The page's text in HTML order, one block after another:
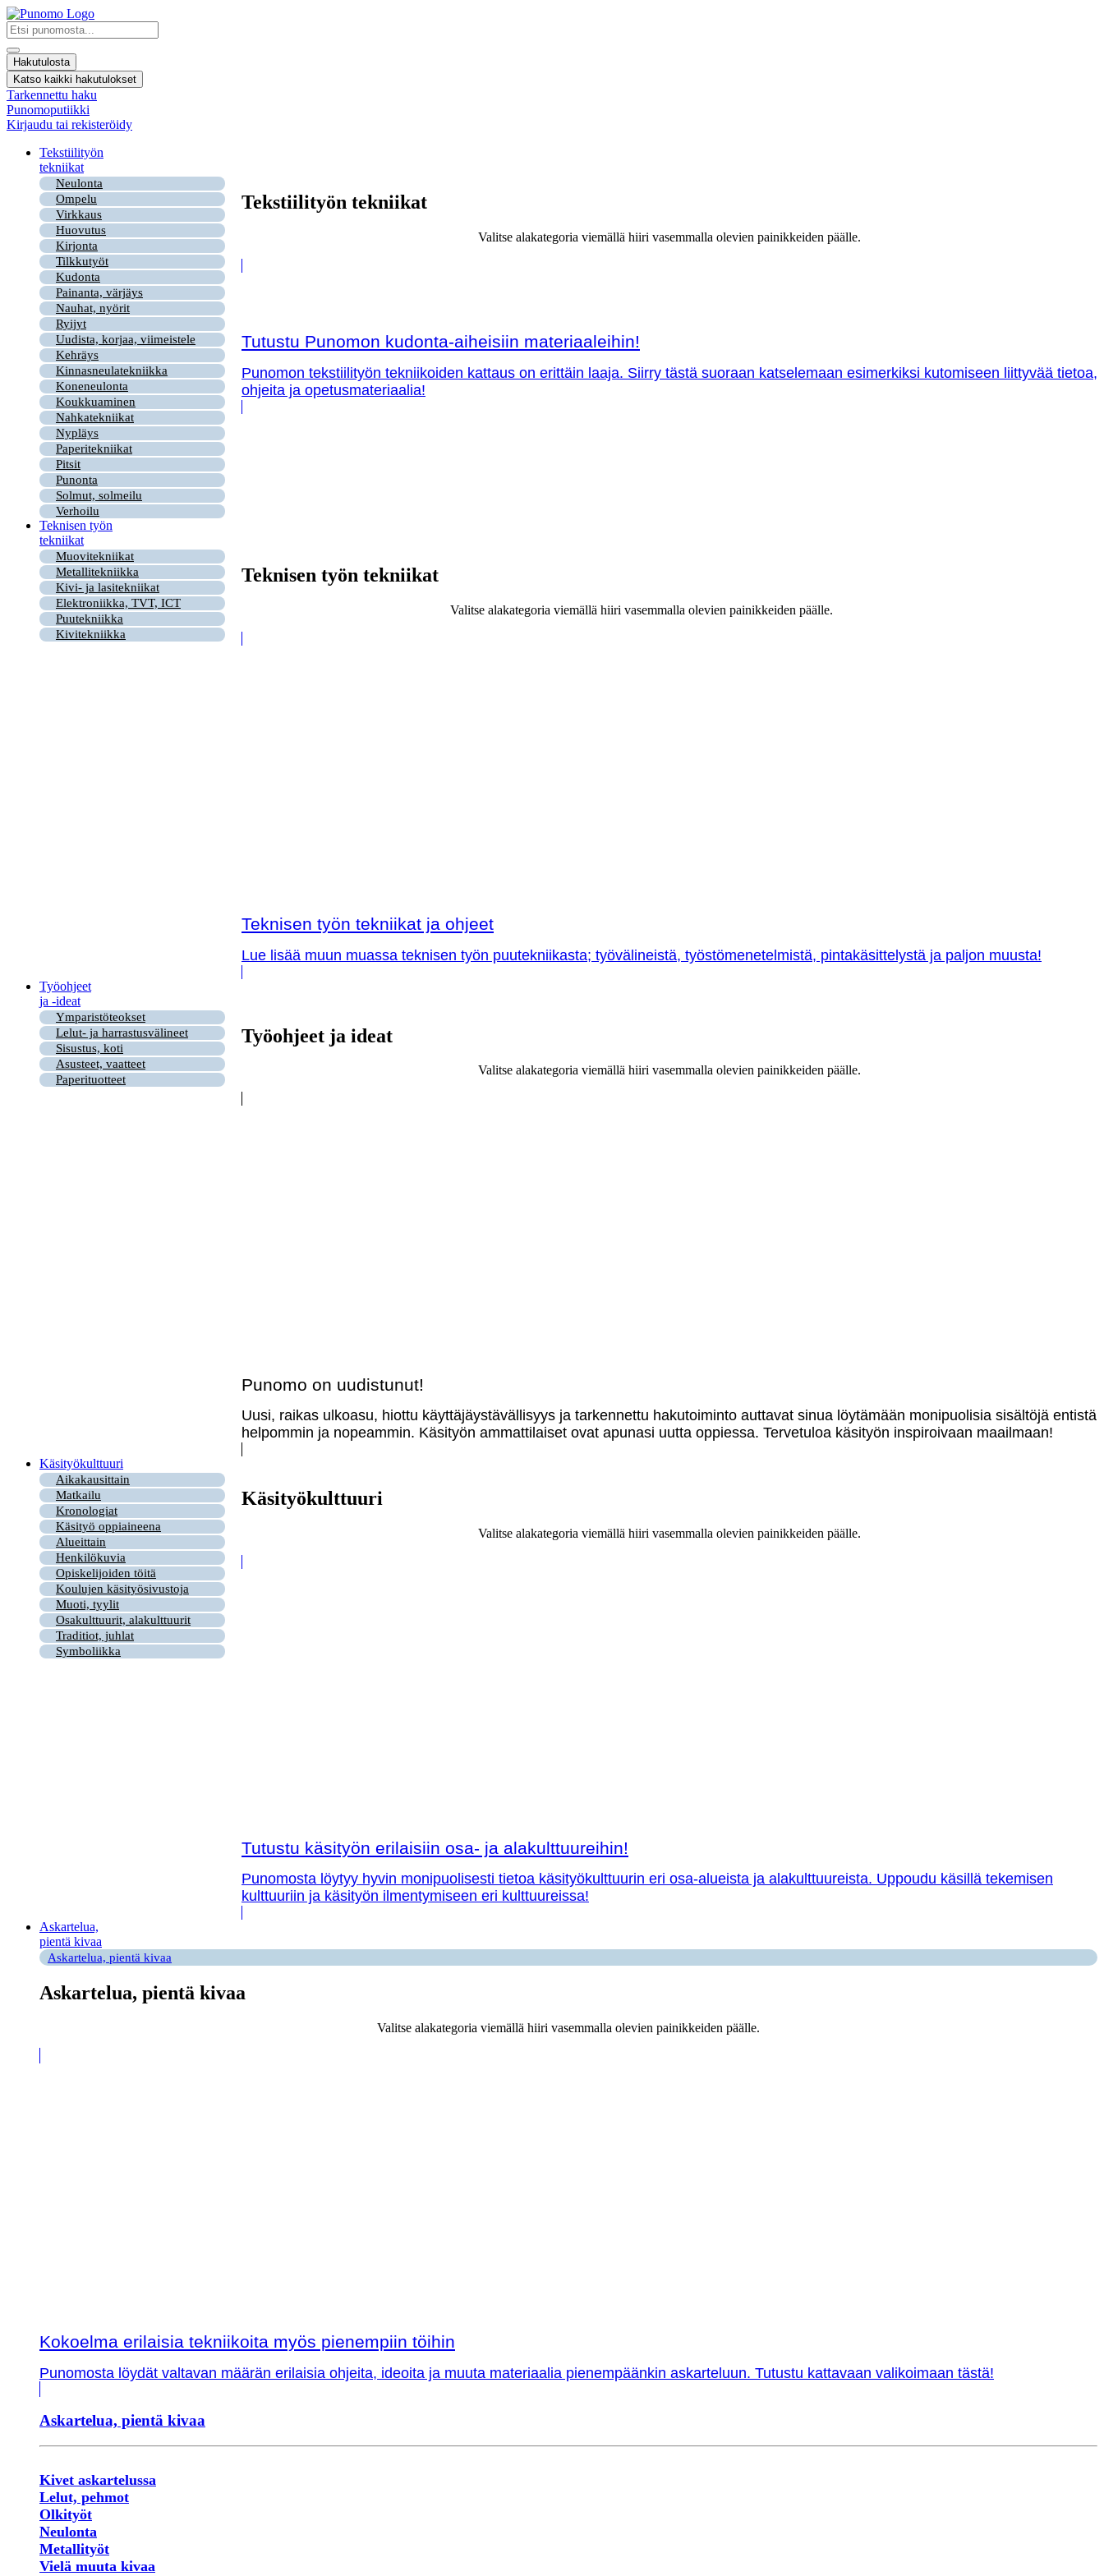
Mene
sisältöön
Search
...
Hakutulosta
Katso kaikki hakutulokset
Tarkennettu haku
Punomoputiikki
Kirjaudu tai rekisteröidy
Tekstiilityön
tekniikat
Neulonta
Ompelu
Virkkaus
Huovutus
Kirjonta
Tilkkutyöt
Kudonta
Painanta, värjäys
Nauhat, nyörit
Ryijyt
Uudista, korjaa, viimeistele
Kehräys
Kinnasneulatekniikka
Koneneulonta
Koukkuaminen
Nahkatekniikat
Nypläys
Paperitekniikat
Pitsit
Punonta
Solmut, solmeilu
Verhoilu
Tekstiilityön tekniikat
Valitse alakategoria viemällä hiiri vasemmalla olevien painikkeiden päälle.
Tutustu Punomon kudonta-aiheisiin materiaaleihin!
Punomon tekstiilityön tekniikoiden kattaus on erittäin laaja. Siirry tästä suoraan katselemaan esimerkiksi kutomiseen liittyvää tietoa,
ohjeita ja opetusmateriaalia!
Teknisen työn
tekniikat
Muovitekniikat
Metallitekniikka
Kivi- ja lasitekniikat
Elektroniikka, TVT, ICT
Puutekniikka
Kivitekniikka
Teknisen työn tekniikat
Valitse alakategoria viemällä hiiri vasemmalla olevien painikkeiden päälle.
Teknisen työn tekniikat ja ohjeet
Lue lisää muun muassa teknisen työn puutekniikasta; työvälineistä, työstömenetelmistä, pintakäsittelystä ja paljon muusta!
Työohjeet
ja -ideat
Ymparistöteokset
Lelut- ja harrastusvälineet
Sisustus, koti
Asusteet, vaatteet
Paperituotteet
Työohjeet ja ideat
Valitse alakategoria viemällä hiiri vasemmalla olevien painikkeiden päälle.
Punomo on uudistunut!
Uusi, raikas ulkoasu, hiottu käyttäjäystävällisyys ja tarkennettu hakutoiminto auttavat sinua löytämään monipuolisia sisältöjä entistä
helpommin ja nopeammin. Käsityön ammattilaiset ovat apunasi uutta oppiessa. Tervetuloa käsityön inspiroivaan maailmaan!
Käsityökulttuuri
Aikakausittain
Matkailu
Kronologiat
Käsityö oppiaineena
Alueittain
Henkilökuvia
Opiskelijoiden töitä
Koulujen käsityösivustoja
Muoti, tyylit
Osakulttuurit, alakulttuurit
Traditiot, juhlat
Symboliikka
Käsityökulttuuri
Valitse alakategoria viemällä hiiri vasemmalla olevien painikkeiden päälle.
Tutustu käsityön erilaisiin osa- ja alakulttuureihin!
Punomosta löytyy hyvin monipuolisesti tietoa käsityökulttuurin eri osa-alueista ja alakulttuureista. Uppoudu käsillä tekemisen
kulttuuriin ja käsityön ilmentymiseen eri kulttuureissa!
Askartelua,
pientä kivaa
Askartelua, pientä kivaa
Askartelua, pientä kivaa
Valitse alakategoria viemällä hiiri vasemmalla olevien painikkeiden päälle.
Kokoelma erilaisia tekniikoita myös pienempiin töihin
Punomosta löydät valtavan määrän erilaisia ohjeita, ideoita ja muuta materiaalia pienempäänkin askarteluun. Tutustu kattavaan valikoimaan tästä!
Askartelua, pientä kivaa
Kivet askartelussa
Lelut, pehmot
Olkityöt
Neulonta
Metallityöt
Vielä muuta kivaa